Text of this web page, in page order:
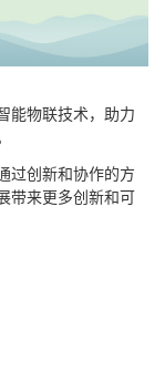
能物联技术，助力
过创新和协作的方
带来更多创新和可